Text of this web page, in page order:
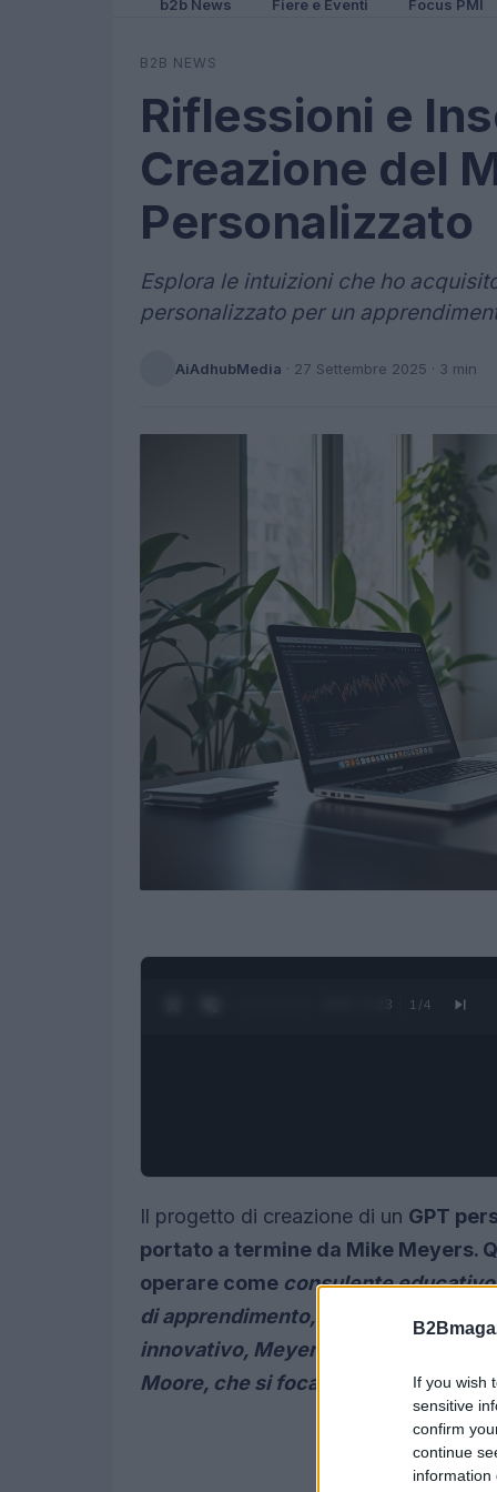
If you wish
sensitive
confirm
continue
information
b2b News Fiere e Eventi Focus PMI
B2B NEWS
Riflessioni e
Creazione del
Personalizzato
Esplora le intuizioni che ho
personalizzato per un
AiAdhubMedia · 27 Settembre 2025 · 3 min
0:28 / 1:23 1 /4
Il progetto di creazione di un GPT
portato a termine da Mike Meyers.
operare come consulente
di apprendimento, affinato nel corso
innovativo, Meyers ha integrato il
Moore, che si focalizza su obiettivi